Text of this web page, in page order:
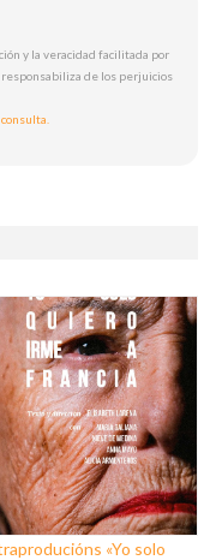
y la veracidad facilitada por
responsabiliza de los perjuicios
«Yo solo